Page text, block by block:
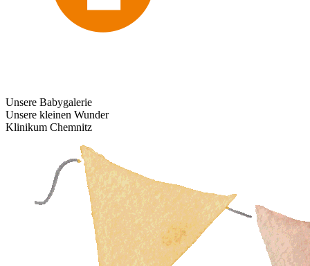
Unsere Babygalerie
Unsere kleinen Wunder
Klinikum Chemnitz